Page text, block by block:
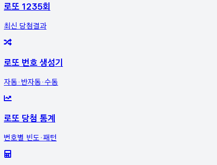
로또 1235회
최신 당첨결과
로또 번호 생성기
자동·반자동·수동
로또 당첨 통계
번호별 빈도·패턴